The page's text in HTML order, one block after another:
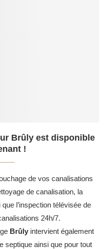
Brûly est disponible
!
de vos canalisations
de canalisation, la
l’inspection télévisée de
24h/7.
Brûly intervient également
septique ainsi que pour tout